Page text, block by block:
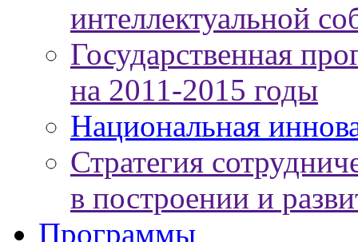
интеллектуальной
Государственная
на 2011-2015 годы
Национальная
Стратегия
в построении и
Программы